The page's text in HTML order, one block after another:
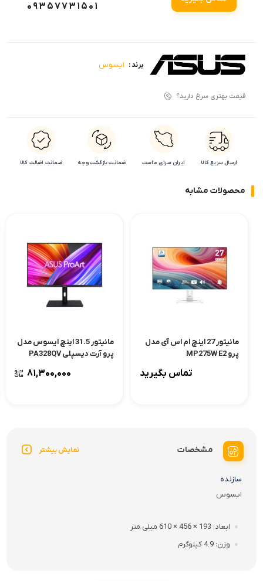
09357731501
برند : ایسوس
قیمت بهتری سراغ دارید؟
ارسال سریع کالا ایران سرای ماست ضمانت بازگشت وجه ضمانت اضالت کالا
محصولات مشابه
مانیتور 27 اینچ ام اس آی مدل
پرو MP275W E2
تماس بگیرید
مانیتور 31.5 اینچ ایسوس مدل
پرو آرت دیسپلی PA328QV
۸۱,۳۰۰,۰۰۰
مشخصات نمایش بیشتر
سازنده
ایسوس
ابعاد 193 × 456 × 610 میلی متر
وزن 4.9 کیلوگرم